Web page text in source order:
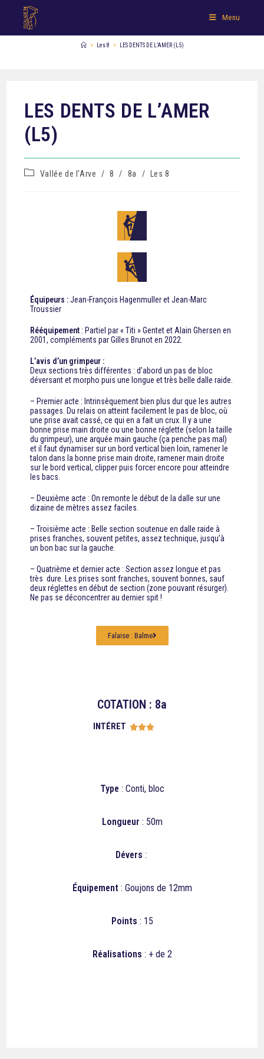
Menu
> Les 8 > LES DENTS DE L’AMER (L5)
LES DENTS DE L’AMER
(L5)
Vallée de l'Arve / 8 / 8a / Les 8
Équipeurs :Jean-François Hagenmuller et Jean-Marc
Troussier
Rééquipement : Partiel par « Titi » Gentet et Alain Ghersen en
2001, compléments par Gilles Brunot en 2022.
L’avis d’un grimpeur :
Deux sections très différentes : d’abord un pas de bloc
déversant et morpho puis une longue et très belle dalle raide.
– Premier acte : Intrinsèquement bien plus dur que les autres
passages. Du relais on atteint facilement le pas de bloc, où
une prise avait cassé, ce qui en a fait un crux. Il y a une
bonne prise main droite ou une bonne réglette (selon la taille
du grimpeur), une arquée main gauche (ça penche pas mal)
et il faut dynamiser sur un bord vertical bien loin, ramener le
talon dans la bonne prise main droite, ramener main droite
sur le bord vertical, clipper puis forcer encore pour atteindre
les bacs.
– Deuxième acte : On remonte le début de la dalle sur une
dizaine de mètres assez faciles.
– Troisième acte : Belle section soutenue en dalle raide à
prises franches, souvent petites, assez technique, jusqu’à
un bon bac sur la gauche.
– Quatrième et dernier acte : Section assez longue et pas
très dure. Les prises sont franches, souvent bonnes, sauf
deux réglettes en début de section (zone pouvant résurger).
Ne pas se déconcentrer au dernier spit !
Falaise : Balme
COTATION : 8a
INTÉRET 
Type : Conti, bloc
Longueur : 50m
Dévers :
Équipement: Goujons de 12mm
Points : 15
Réalisations : + de 2